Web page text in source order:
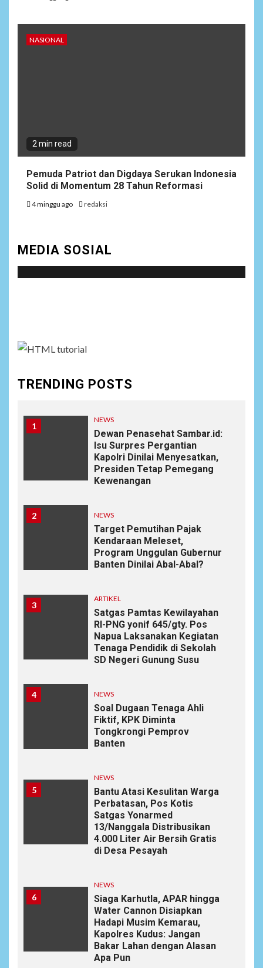
NASIONAL
2 min read
Pemuda Patriot dan Digdaya Serukan Indonesia
Solid di Momentum 28 Tahun Reformasi
4 minggu ago redaksi
MEDIA SOSIAL
TRENDING POSTS
1
NEWS
Dewan Penasehat Sambar.id:
Isu Surpres Pergantian
Kapolri Dinilai Menyesatkan,
Presiden Tetap Pemegang
Kewenangan
2 NEWS
Target Pemutihan Pajak
Kendaraan Meleset,
Program Unggulan Gubernur
Banten Dinilai Abal-Abal?
3
ARTIKEL
Satgas Pamtas Kewilayahan
RI-PNG yonif 645/gty. Pos
Napua Laksanakan Kegiatan
Tenaga Pendidik di Sekolah
SD Negeri Gunung Susu
4 NEWS
Soal Dugaan Tenaga Ahli
Fiktif, KPK Diminta
Tongkrongi Pemprov
Banten
5
NEWS
Bantu Atasi Kesulitan Warga
Perbatasan, Pos Kotis
Satgas Yonarmed
13/Nanggala Distribusikan
4.000 Liter Air Bersih Gratis
di Desa Pesayah
6
NEWS
Siaga Karhutla, APAR hingga
Water Cannon Disiapkan
Hadapi Musim Kemarau,
Kapolres Kudus: Jangan
Bakar Lahan dengan Alasan
Apa Pun